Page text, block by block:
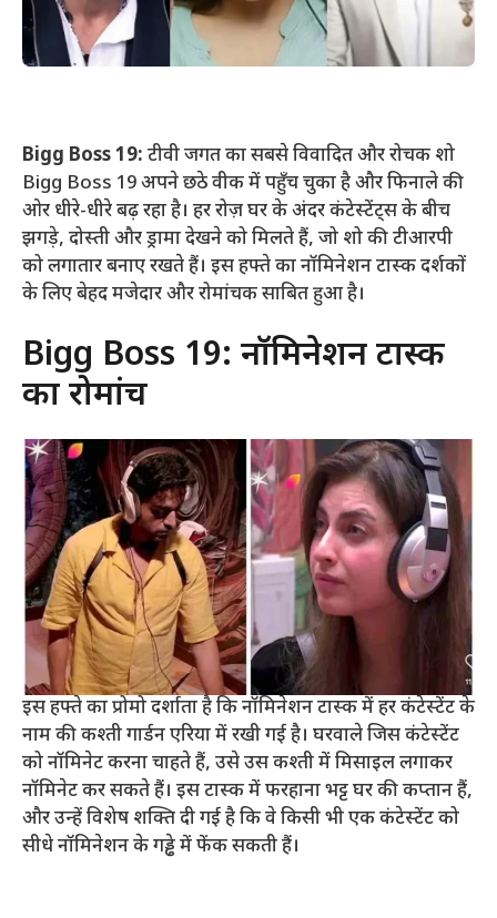
Bigg Boss 19: टीवी जगत का सबसे विवादित और रोचक शो
Bigg Boss 19 अपने छठे वीक में पहुँच चुका है और फिनाले की
ओर धीरे-धीरे बढ़ रहा है। हर रोज़ घर के अंदर कंटेस्टेंट्स के बीच
झगड़े, दोस्ती और ड्रामा देखने को मिलते हैं, जो शो की टीआरपी
को लगातार बनाए रखते हैं। इस हफ्ते का नॉमिनेशन टास्क दर्शकों
के लिए बेहद मजेदार और रोमांचक साबित हुआ है।
Bigg Boss 19: नॉमिनेशन टास्क
का रोमांच
इस हफ्ते का प्रोमो दर्शाता है कि नॉमिनेशन टास्क में हर कंटेस्टेंट के
नाम की कश्ती गार्डन एरिया में रखी गई है। घरवाले जिस कंटेस्टेंट
को नॉमिनेट करना चाहते हैं, उसे उस कश्ती में मिसाइल लगाकर
नॉमिनेट कर सकते हैं। इस टास्क में फरहाना भट्ट घर की कप्तान हैं,
और उन्हें विशेष शक्ति दी गई है कि वे किसी भी एक कंटेस्टेंट को
सीधे नॉमिनेशन के गड्ढे में फेंक सकती हैं।